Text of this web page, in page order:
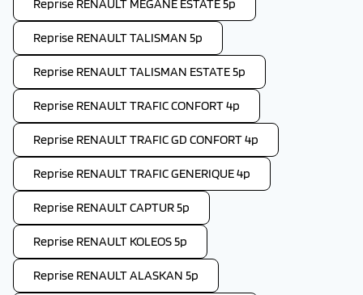
Reprise RENAULT MEGANE ESTATE 5p
Reprise RENAULT TALISMAN 5p
Reprise RENAULT TALISMAN ESTATE 5p
Reprise RENAULT TRAFIC CONFORT 4p
Reprise RENAULT TRAFIC GD CONFORT 4p
Reprise RENAULT TRAFIC GENERIQUE 4p
Reprise RENAULT CAPTUR 5p
Reprise RENAULT KOLEOS 5p
Reprise RENAULT ALASKAN 5p